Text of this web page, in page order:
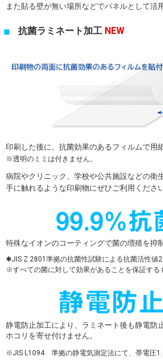
また貼る壁が無い場所などでパネルとして活
抗菌ラミネート加工 NEW
印刷した後に、抗菌効果のあるフィルムで用
透明のミミは付きません。
病院やクリニック、学校や公共施設などの衛
手に触れるような印刷物にぜひご利用ください
特殊なイオンのコーティングで菌の増殖を抑
✱JIS Z 2801準拠の抗菌性試験による抗菌活性値
すべての菌に対して効果があることを保証する
静電防止加工により、ラミネート後も静電防
ホコリを寄せ付けません。
JIS L1094 準拠の静電気測定法にて、帯電圧